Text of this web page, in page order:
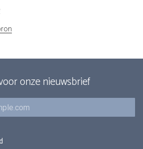
onze nieuwsbrief